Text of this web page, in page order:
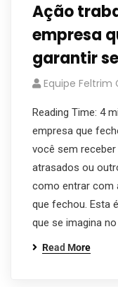
Ação
empresa
garantir
Equipe Feltrim
Reading Time: 4
empresa que
você sem
atrasados ou
como entrar com
que fechou. Esta
que se imagina
Read More